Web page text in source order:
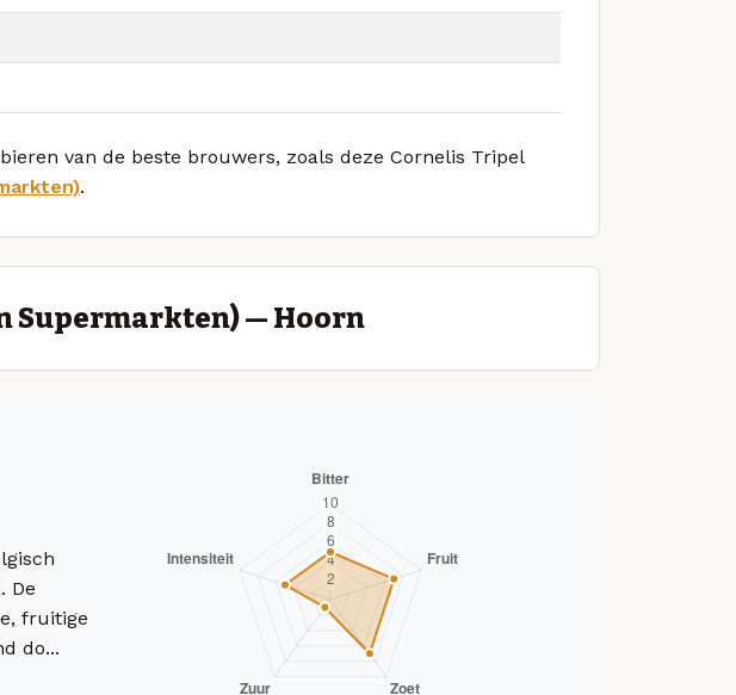
van de beste brouwers, zoals deze Cornelis Tripel
.
Supermarkten) — Hoorn
De
fruitige
do...